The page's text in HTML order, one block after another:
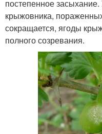
постепенное засыхание.
крыжовника,
сокращается, ягоды
полного созревания.